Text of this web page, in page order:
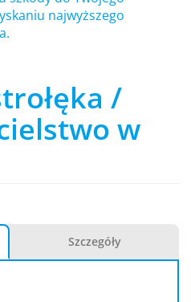
najwyższego
/
w
Szczegóły